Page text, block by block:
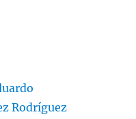
Rodríguez